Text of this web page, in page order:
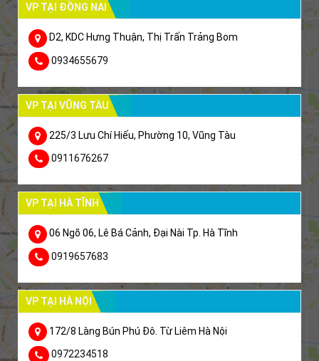
VP TẠI ĐỒNG NAI
D2, KDC Hưng Thuận, Thị Trấn Trảng Bom
0934655679
VP TẠI VŨNG TÀU
225/3 Lưu Chí Hiếu, Phường 10, Vũng Tàu
0911676267
VP TẠI HÀ TĨNH
06 Ngõ 06, Lê Bá Cảnh, Đại Nài Tp. Hà Tĩnh
0919657683
VP TẠI HÀ NỘI
172/8 Làng Bún Phú Đô. Từ Liêm Hà Nội
0972234518